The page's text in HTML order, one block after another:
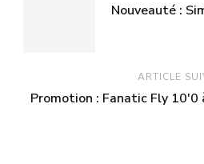
Nouveauté :
ARTICLE
Promotion : Fanatic Fly 10'0